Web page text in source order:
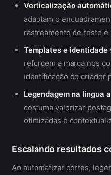
Verticalização
adaptam o
rastreamento de rosto e
Templates e identidade
reforcem a marca nos
identificação do criador
Legendagem na língua
costuma valorizar
otimizadas e
Escalando resultados
Ao automatizar cortes,